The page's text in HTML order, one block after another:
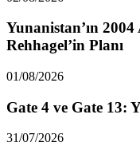
Yunanistan’ın
Rehhagel’in Planı
01/08/2026
Gate 4 ve Gate 13:
31/07/2026